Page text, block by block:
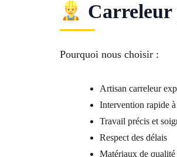
Carreleur
Pourquoi nous choisir :
Artisan carreleur
Intervention rapide
Travail précis et
Respect des délais
Matériaux de qualité